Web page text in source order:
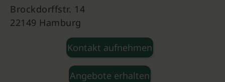
Brockdorffstr. 14
22149 Hamburg
Kontakt aufnehmen
Angebote erhalten